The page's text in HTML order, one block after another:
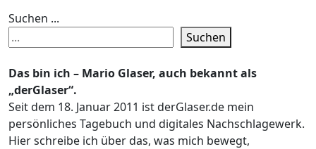
Beiträge
Suchen ...
Suchen
Das bin ich – Mario Glaser, auch bekannt als
„derGlaser“.
Seit dem 18. Januar 2011 ist derGlaser.de mein
persönliches Tagebuch und digitales Nachschlagewerk.
Hier schreibe ich über das, was mich bewegt,